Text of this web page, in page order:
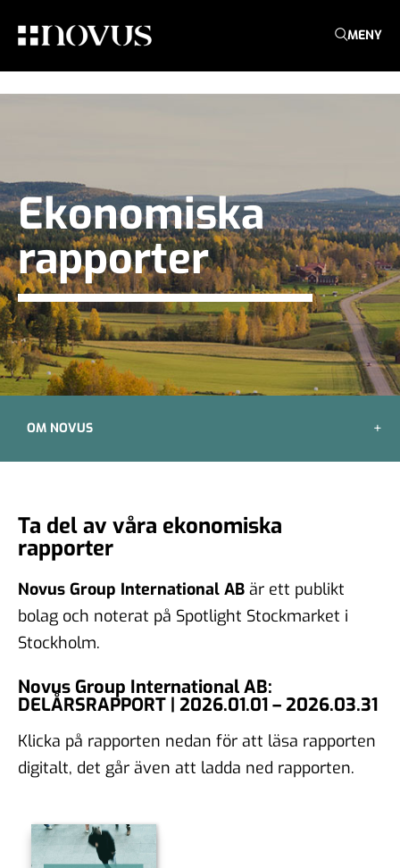
MENY
Ekonomiska
rapporter
OM NOVUS
Ta del av våra ekonomiska
rapporter
Novus Group International AB är ett publikt
bolag och noterat på Spotlight Stockmarket i
Stockholm.
Novus Group International AB:
DELÅRSRAPPORT | 2026.01.01 – 2026.03.31
Klicka på rapporten nedan för att läsa rapporten
digitalt, det går även att ladda ned rapporten.